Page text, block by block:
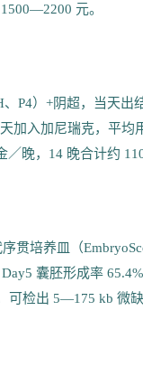
元。
P4）+阴超，当天出
加入加尼瑞克，平
／晚，14 晚合计约
贯培养皿（
囊胚形成率
可检出 5—175 kb 微